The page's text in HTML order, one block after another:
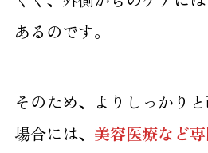
あるのです。
そのため、よりしっかり
場合には、 美容医療など